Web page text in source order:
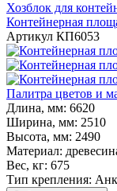
Хозблок для
Контейнерная
Артикул КП6053
Палитра цветов и
Длина, мм: 6620
Ширина, мм: 2510
Высота, мм: 2490
Материал:
Вес, кг: 675
Тип крепления: